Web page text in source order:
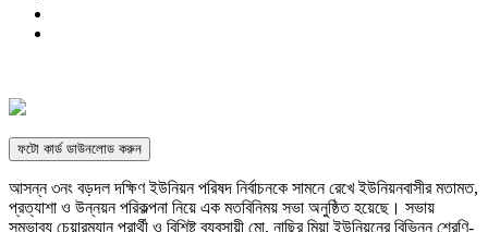
ফটো কার্ড ডাউনলোড করুন
আসন্ন ৩নং বড়দল দক্ষিণ ইউনিয়ন পরিষদ নির্বাচনকে সামনে রেখে ইউনিয়নবাসীর মতামত,
প্রত্যাশা ও উন্নয়ন পরিকল্পনা নিয়ে এক মতবিনিময় সভা অনুষ্ঠিত হয়েছে। সভায়
সম্ভাব্য চেয়ারম্যান প্রার্থী ও বিশিষ্ট ব্যবসায়ী মো. নাছির মিয়া ইউনিয়নের বিভিন্ন শ্রেণি-